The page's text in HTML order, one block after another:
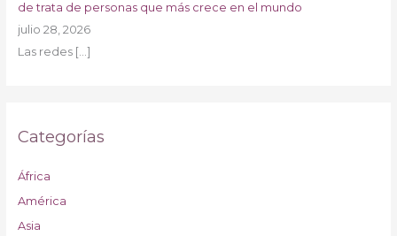
de trata de personas que más crece en el mundo
julio 28, 2026
Las redes […]
Categorías
África
América
Asia